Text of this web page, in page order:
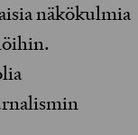
näkökulmia